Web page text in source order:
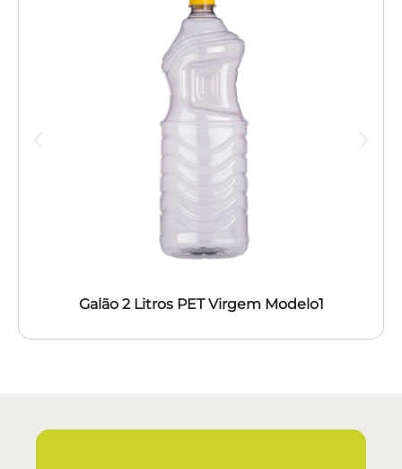
Galão 2 Litros PET Virgem Modelo1